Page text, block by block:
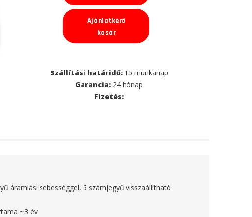
Ajánlatkérő
kosár
Szállítási határidő:15 munkanap
Garancia: 24 hónap
Fizetés:
áramlási sebességgel, 6 számjegyű visszaállítható
~3 év